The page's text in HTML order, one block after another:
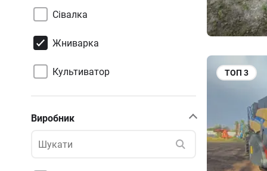
Сівалка
Жниварка
Культиватор
Виробник
ТОП 3